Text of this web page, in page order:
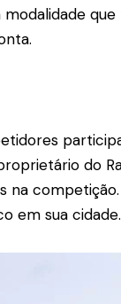
do
na
em sua cidade.